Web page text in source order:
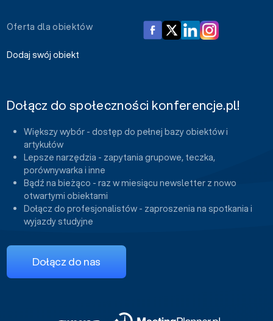
Oferta dla obiektów
Dodaj swój obiekt
Dołącz do społeczności konferencje.pl!
Większy wybór - dostęp do pełnej bazy obiektów i
artykułów
Lepsze narzędzia - zapytania grupowe, teczka,
porównywarka i inne
Bądź na bieżąco - raz w miesiącu newsletter z nowo
otwartymi obiektami
Dołącz do profesjonalistów - zaproszenia na spotkania i
wyjazdy studyjne
Dołącz do nas